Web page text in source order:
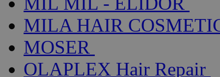
MILA HAIR
MOSER
OLAPLEX Hair Repair